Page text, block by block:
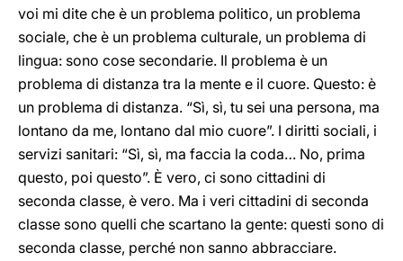
voi mi dite che è un problema politico, un problema
sociale, che è un problema culturale, un problema di
lingua: sono cose secondarie. Il problema è un
problema di distanza tra la mente e il cuore. Questo: è
un problema di distanza. “Sì, sì, tu sei una persona, ma
lontano da me, lontano dal mio cuore”. I diritti sociali, i
servizi sanitari: “Sì, sì, ma faccia la coda… No, prima
questo, poi questo”. È vero, ci sono cittadini di
seconda classe, è vero. Ma i veri cittadini di seconda
classe sono quelli che scartano la gente: questi sono di
seconda classe, perché non sanno abbracciare.